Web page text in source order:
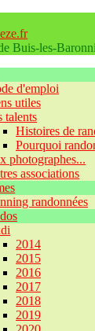
Buis-les-
d'emploi
utiles
talents
Histoires de
Pourquoi
photographes...
associations
randonnées
2014
2015
2016
2017
2018
2019